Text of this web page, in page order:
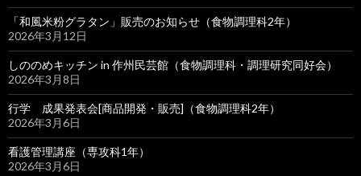
「和風米粉グラタン」販売のお知らせ（食物調理科2年）
2026年3月12日
しののめキッチン in 作州民芸館（食物調理科・調理研究同好会）
2026年3月8日
行学 成果発表会[商品開発・販売]（食物調理科2年）
2026年3月6日
看護管理講座（専攻科1年）
2026年3月6日